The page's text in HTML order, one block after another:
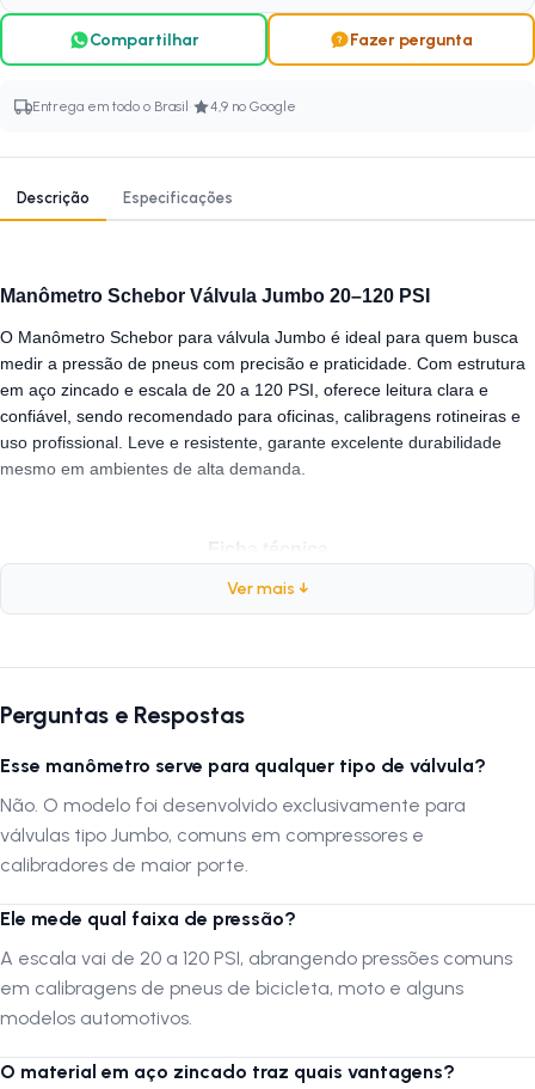
Compartilhar Fazer pergunta
Entrega em todo o Brasil · 4,9 no Google
Descrição Especificações
Manômetro Schebor Válvula Jumbo 20–120 PSI
O Manômetro Schebor para válvula Jumbo é ideal para quem busca
medir a pressão de pneus com precisão e praticidade. Com estrutura
em aço zincado e escala de 20 a 120 PSI, oferece leitura clara e
confiável, sendo recomendado para oficinas, calibragens rotineiras e
uso profissional. Leve e resistente, garante excelente durabilidade
mesmo em ambientes de alta demanda.
Pressão indicada:20–120 PSI
Com leitura precisa e construção reforçada, o manômetro facilita o
desempenho e durabilidade para o equipamento.
FAQ – Perguntas Frequentes
Não. O modelo foi desenvolvido exclusivamente para válvulas tipo
Ver mais ↓
Perguntas e Respostas
Esse manômetro serve para qualquer tipo de válvula?
Não. O modelo foi desenvolvido exclusivamente para
válvulas tipo Jumbo, comuns em compressores e
calibradores de maior porte.
Ele mede qual faixa de pressão?
A escala vai de 20 a 120 PSI, abrangendo pressões comuns
em calibragens de pneus de bicicleta, moto e alguns
modelos automotivos.
O material em aço zincado traz quais vantagens?